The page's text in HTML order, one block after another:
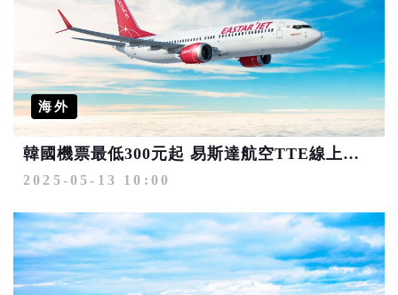
海外
韓國機票最低300元起 易斯達航空TTE線上旅展限時優惠開跑
2025-05-13 10:00